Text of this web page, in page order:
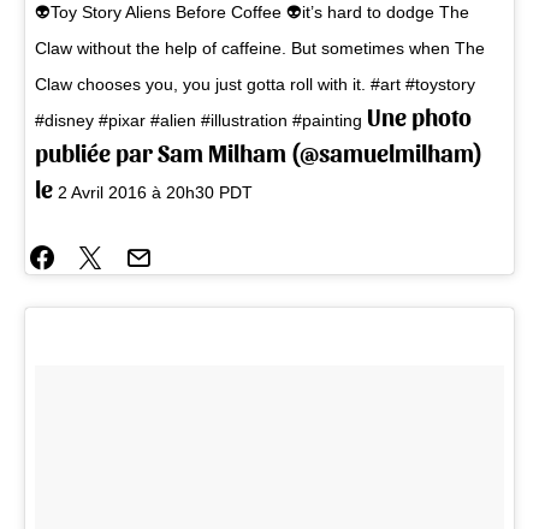
👽Toy Story Aliens Before Coffee 👽it’s hard to dodge The
Claw without the help of caffeine. But sometimes when The
Claw chooses you, you just gotta roll with it. #art #toystory
#disney #pixar #alien #illustration #painting Une photo
publiée par Sam Milham (@samuelmilham)
le 2 Avril 2016 à 20h30 PDT